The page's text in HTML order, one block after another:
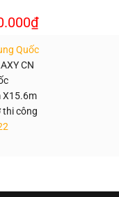
₫Giá
hiện
là:
Quốc
CN
X15.6m
thi công